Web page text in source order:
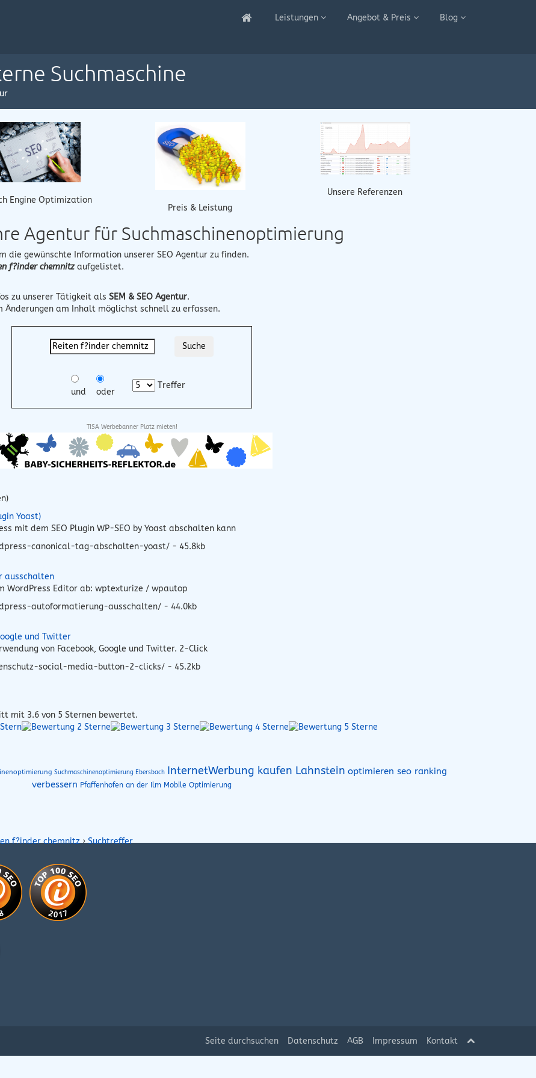
Leistungen Angebot & Preis Blog
Suchmaschine
Engine Optimization
Preis & Leistung
Unsere Referenzen
Agentur für Suchmaschinenoptimierung
die gewünschte Information unserer SEO Agentur zu finden.
f?inder chemnitzaufgelistet.
zu unserer Tätigkeit als SEM & SEO Agentur.
am Inhalt möglichst schnell zu erfassen.
und oder
Treffer
TISA Werbebanner Platz mieten!
Yoast)
mit dem SEO Plugin WP-SEO by Yoast abschalten kann
canonical-tag-abschalten-yoast/ - 45.8kb
ausschalten
WordPress Editor ab: wptexturize / wpautop
autoformatierung-ausschalten/ - 44.0kb
und Twitter
von Facebook, Google und Twitter. 2-Click
social-media-button-2-clicks/ - 45.2kb
mit 3.6 von 5 Sternen bewertet.
Suchmaschinenoptimierung Ebersbach InternetWerbung kaufen Lahnstein optimieren seo ranking
verbessern Pfaffenhofen an der Ilm Mobile Optimierung
f?inder chemnitz›Suchtreffer
Seite durchsuchen Datenschutz AGB Impressum Kontakt